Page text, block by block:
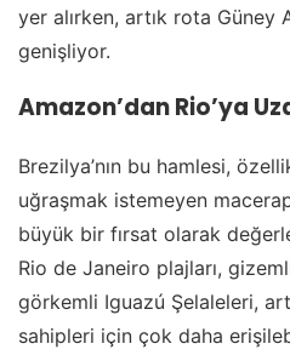
yer alırken, artık rota Güney
genişliyor.
Amazon’dan Rio’ya
Brezilya’nın bu hamlesi,
uğraşmak istemeyen
büyük bir fırsat olarak
Rio de Janeiro plajları,
görkemli Iguazú Şelaleleri,
sahipleri için çok daha